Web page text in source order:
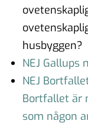
husbyggen?
NEJ Gallups
NEJ
Bortfallet är
som någon